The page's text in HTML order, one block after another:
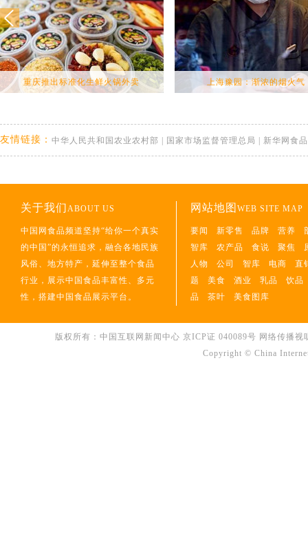
重庆推出标准化生鲜火锅外卖 上海豫园：渐浓的烟火气
友情链接： 中华人民共和国农业农村部 国家市场监督管理总局 新华网食品
关于我们ABOUT US
中国网食品频道坚持“给你一个真实
的中国”的永恒追求，融合各地民族
风俗、地方特产，延伸至整个食品
行业，展示中国食品丰富性、多元
性，搭建中国食品展示平台。
网站地图 WEB SITE MAP
要闻 新零售 品牌 营养
智库
农产品 食说 聚焦
人物
公司 智库 电商
直
题
美食 酒业 乳品
饮品
品
茶叶 美食图库
版权所有：中国互联网新闻中心 京ICP证 040089号 网络传播
Copyright © China